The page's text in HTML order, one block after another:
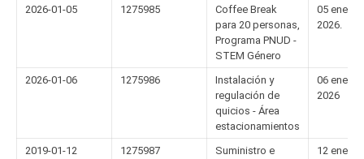
2026-01-05 1275985
Coffee Break
para 20 personas,
Programa PNUD -
STEM Género
05 enero
2026.
2026-01-06 1275986
Instalación y
regulación de
quicios - Área
estacionamientos
06 enero
2026
2019-01-12 1275987
Suministro e
12 enero